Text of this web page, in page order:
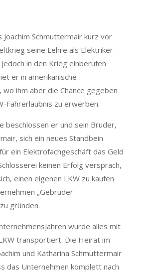
Joachim Schmuttermair kurz vor
seine Lehre als Elektriker
in den Krieg einberufen
er in amerikanische
wo ihm aber die Chance gegeben
Fahrerlaubnis zu erwerben.
beschlossen er und sein Bruder,
sich ein neues Standbein
ein Elektrofachgeschäft das Geld
keinen Erfolg versprach,
einen eigenen LKW zu kaufen
„Gebrüder
gründen.
wurde alles mit
transportiert. Die Heirat im
und Katharina Schmuttermair
das Unternehmen komplett nach